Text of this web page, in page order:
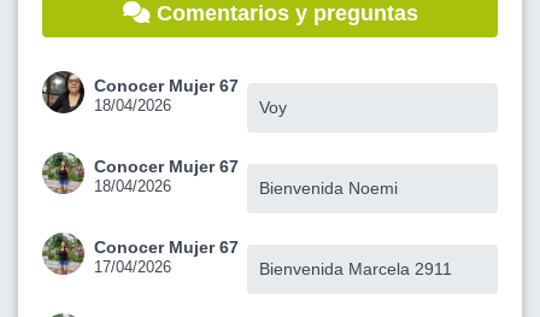
Comentarios y preguntas
Conocer Mujer 67
18/04/2026 Voy
Conocer Mujer 67
18/04/2026 Bienvenida Noemi
Conocer Mujer 67
17/04/2026 Bienvenida Marcela 2911